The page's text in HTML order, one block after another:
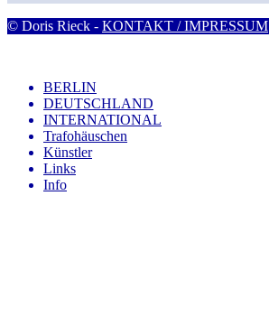
© Doris Rieck - KONTAKT / IMPRESSUM
BERLIN
DEUTSCHLAND
INTERNATIONAL
Trafohäuschen
Künstler
Links
Info